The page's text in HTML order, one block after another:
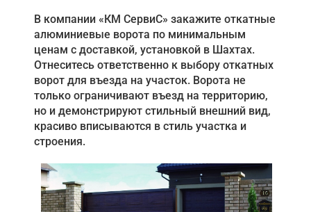
В компании «КМ СервиС» закажите откатные
алюминиевые ворота по минимальным
ценам с доставкой, установкой в Шахтах.
Отнеситесь ответственно к выбору откатных
ворот для въезда на участок. Ворота не
только ограничивают въезд на территорию,
но и демонстрируют стильный внешний вид,
красиво вписываются в стиль участка и
строения.